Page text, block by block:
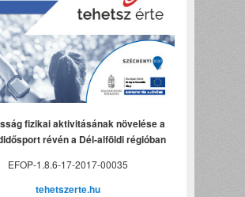
fizikai aktivitásának növelése a
révén a Dél-alföldi régióban
EFOP-1.8.6-17-2017-00035
tehetszerte.hu